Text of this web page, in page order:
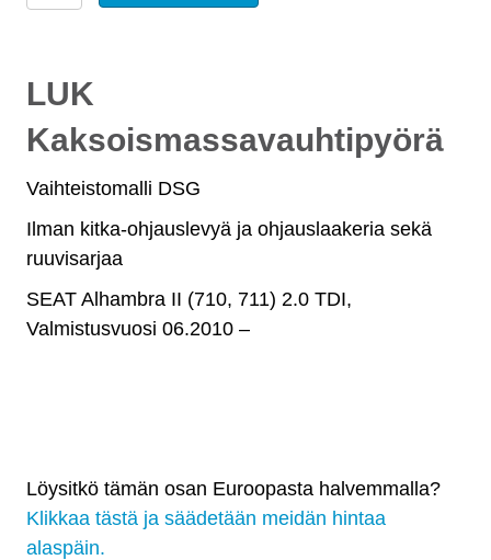
Vauhtipyörä
LUK
Kaksoismassavauhtipyörä
Vaihteistomalli DSG
Ilman kitka-ohjauslevyä ja ohjauslaakeria sekä
ruuvisarjaa
SEAT Alhambra II (710, 711) 2.0 TDI,
Valmistusvuosi 06.2010 –
Löysitkö tämän osan Euroopasta halvemmalla?
Klikkaa tästä ja säädetään meidän hintaa
alaspäin.